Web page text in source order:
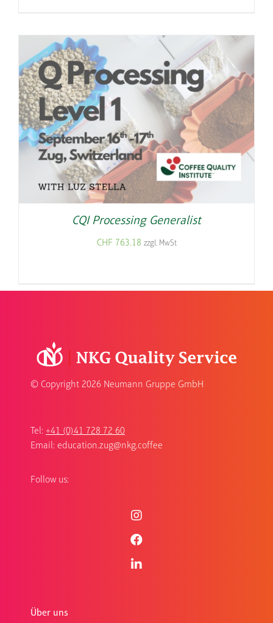
CQI Processing Generalist
CHF763.18 zzgl. MwSt
Über uns
Tel: +41 (0)41 728 72 60
Email: education.zug@nkg.coffee
Follow us:
© Copyright 2026 Neumann Gruppe GmbH